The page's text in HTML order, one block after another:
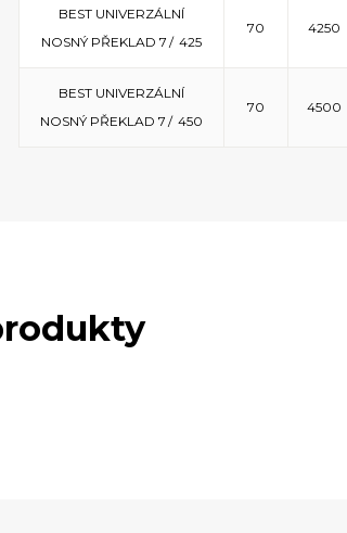
BEST UNIVERZÁLNÍ
NOSNÝ PŘEKLAD 7 / 425
70 4250
BEST UNIVERZÁLNÍ
NOSNÝ PŘEKLAD 7 / 450
70 4500